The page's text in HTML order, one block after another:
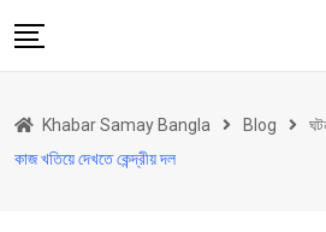
to
উত্তরবঙ্গ
Khabar Samay Bangla Blog
কাজ খতিয়ে দেখতে কেন্দ্রীয় দল